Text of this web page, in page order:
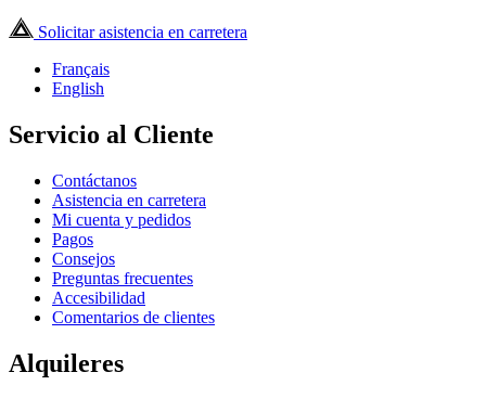
Solicitar asistencia en carretera
Français
English
Servicio al Cliente
Contáctanos
Asistencia en carretera
Mi cuenta y pedidos
Pagos
Consejos
Preguntas frecuentes
Accesibilidad
Comentarios de clientes
Alquileres